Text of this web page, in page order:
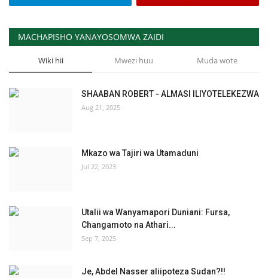
MACHAPISHO YANAYOSOMWA ZAIDI
Wiki hii Mwezi huu Muda wote
SHAABAN ROBERT - ALMASI ILIYOTELEKEZWA
Aug 21, 2025
Mkazo wa Tajiri wa Utamaduni
Jul 22, 2023
Utalii wa Wanyamapori Duniani: Fursa,
Changamoto na Athari...
Sep 7, 2025
Je, Abdel Nasser aliipoteza Sudan?!!